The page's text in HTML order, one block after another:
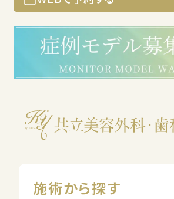
施術から探す